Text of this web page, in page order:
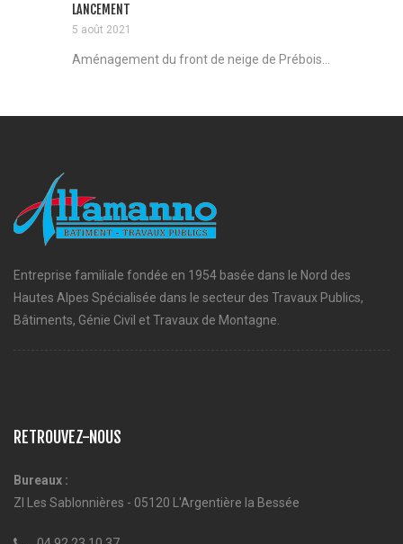
LANCEMENT
5 août 2021
Aménagement du front de neige de Prébois...
Entreprise familiale fondée en 1954 basée dans le Nord des
Hautes Alpes Spécialisée dans le secteur des Travaux Publics,
Bâtiments, Génie Civil et Travaux de Montagne.
RETROUVEZ-NOUS
Bureaux :
ZI Les Sablonnières - 05120 L'Argentière la Bessée